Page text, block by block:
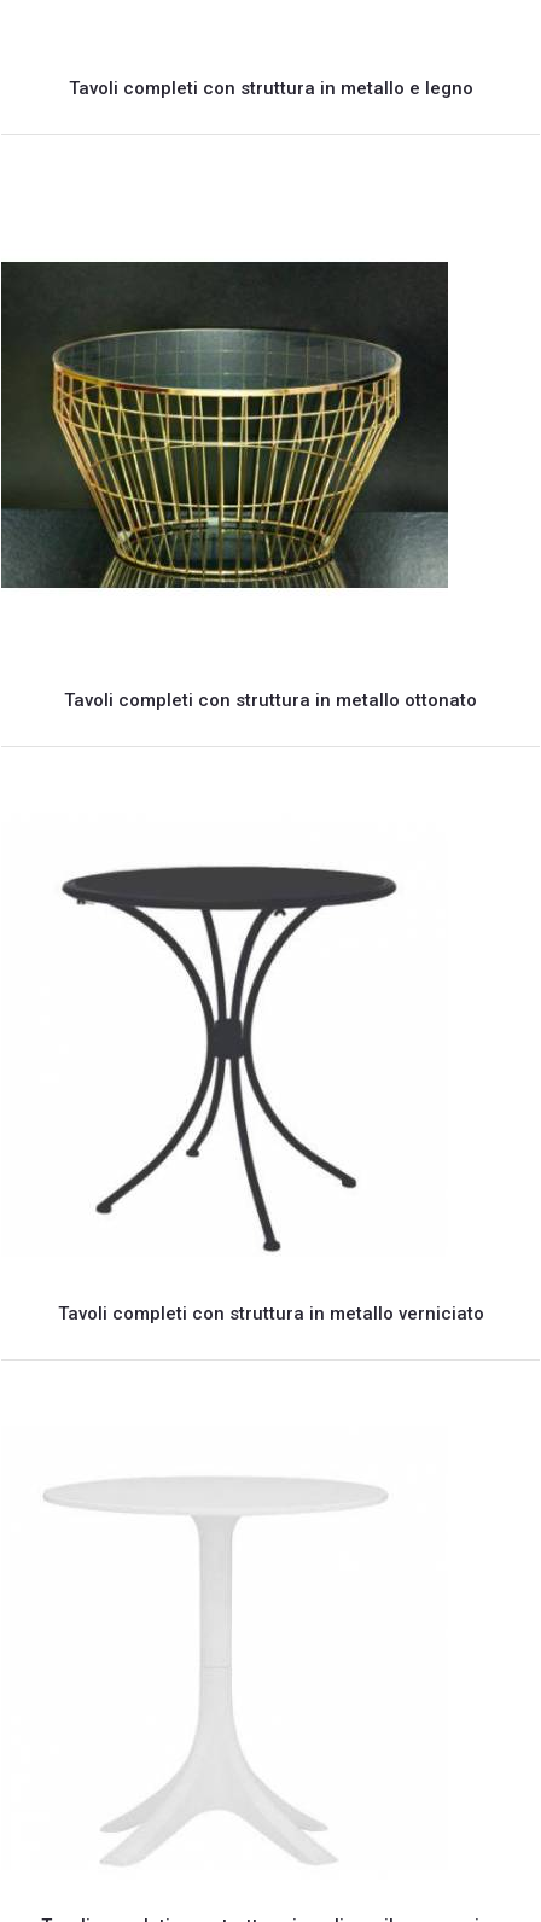
Tavoli completi con struttura in metallo e legno
Tavoli completi con struttura in metallo ottonato
Tavoli completi con struttura in metallo verniciato